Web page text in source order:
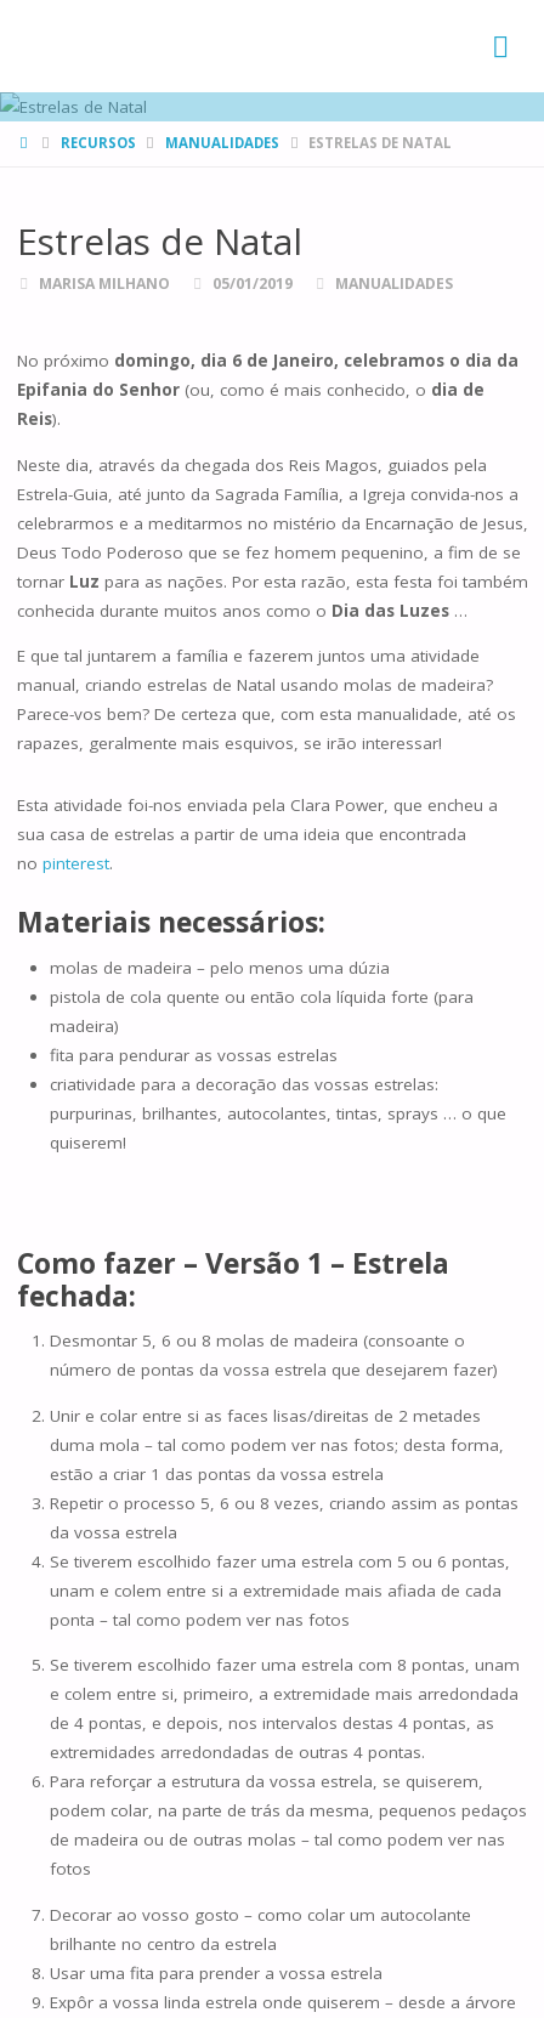
HOMERECURSOS MANUALIDADES ESTRELAS DE NATAL
Estrelas de Natal
MARISA MILHANO 05/01/2019 MANUALIDADES
No próximo domingo, dia 6 de Janeiro, celebramos o dia da
Epifania do Senhor(ou, como é mais conhecido, o dia de
Reis).
Neste dia, através da chegada dos Reis Magos, guiados pela
Estrela-Guia, até junto da Sagrada Família, a Igreja convida-nos a
celebrarmos e a meditarmos no mistério da Encarnação de Jesus,
Deus Todo Poderoso que se fez homem pequenino, a fim de se
tornar Luz para as nações. Por esta razão, esta festa foi também
conhecida durante muitos anos como o Dia das Luzes…
E que tal juntarem a família e fazerem juntos uma atividade
manual, criando estrelas de Natal usando molas de madeira?
Parece-vos bem? De certeza que, com esta manualidade, até os
rapazes, geralmente mais esquivos, se irão interessar!
Esta atividade foi-nos enviada pela Clara Power, que encheu a
sua casa de estrelas a partir de uma ideia que encontrada
no pinterest.
Materiais necessários:
molas de madeira – pelo menos uma dúzia
pistola de cola quente ou então cola líquida forte (para
madeira)
fita para pendurar as vossas estrelas
criatividade para a decoração das vossas estrelas:
purpurinas, brilhantes, autocolantes, tintas, sprays … o que
quiserem!
Como fazer – Versão 1 – Estrela
fechada:
Desmontar 5, 6 ou 8 molas de madeira (consoante o
número de pontas da vossa estrela que desejarem fazer)
Unir e colar entre si as faces lisas/direitas de 2 metades
duma mola – tal como podem ver nas fotos; desta forma,
estão a criar 1 das pontas da vossa estrela
Repetir o processo 5, 6 ou 8 vezes, criando assim as pontas
da vossa estrela
Se tiverem escolhido fazer uma estrela com 5 ou 6 pontas,
unam e colem entre si a extremidade mais afiada de cada
ponta – tal como podem ver nas fotos
Se tiverem escolhido fazer uma estrela com 8 pontas, unam
e colem entre si, primeiro, a extremidade mais arredondada
de 4 pontas, e depois, nos intervalos destas 4 pontas, as
extremidades arredondadas de outras 4 pontas.
Para reforçar a estrutura da vossa estrela, se quiserem,
podem colar, na parte de trás da mesma, pequenos pedaços
de madeira ou de outras molas – tal como podem ver nas
fotos
Decorar ao vosso gosto – como colar um autocolante
brilhante no centro da estrela
Usar uma fita para prender a vossa estrela
Expôr a vossa linda estrela onde quiserem – desde a árvore